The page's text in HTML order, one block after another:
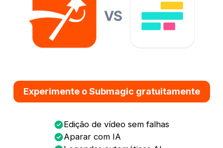
Experimente o Submagic gratuitamente
Edição de vídeo sem falhas
Aparar com IA